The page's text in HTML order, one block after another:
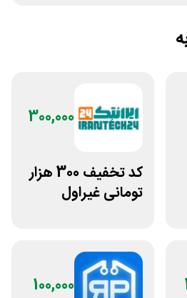
300,000
کد تخفیف 300 هزار
تومانی غیراول
100,000